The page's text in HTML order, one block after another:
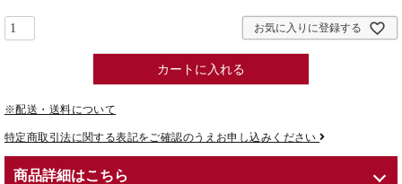
お気に入りに登録する
カートに入れる
※配送・送料について
特定商取引法に関する表記をご確認のうえお申し込みください
商品詳細はこちら